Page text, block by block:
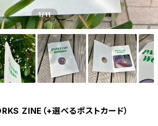
1/11
ZINE（+選べるポストカード）